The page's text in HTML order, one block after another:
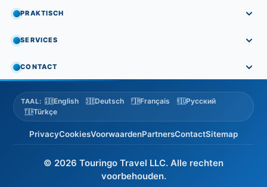
PRAKTISCH
SERVICES
CONTACT
TAAL: 🇬🇧English 🇩🇪Deutsch 🇫🇷Français 🇷🇺Русский
🇹🇷Türkçe
PrivacyCookiesVoorwaardenPartnersContactSitemap
© 2026 Touringo Travel LLC. Alle rechten
voorbehouden.